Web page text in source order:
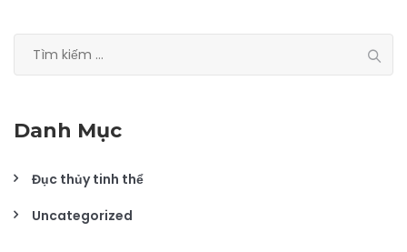
kiếm
Danh Mục
Đục thủy tinh thể
Uncategorized